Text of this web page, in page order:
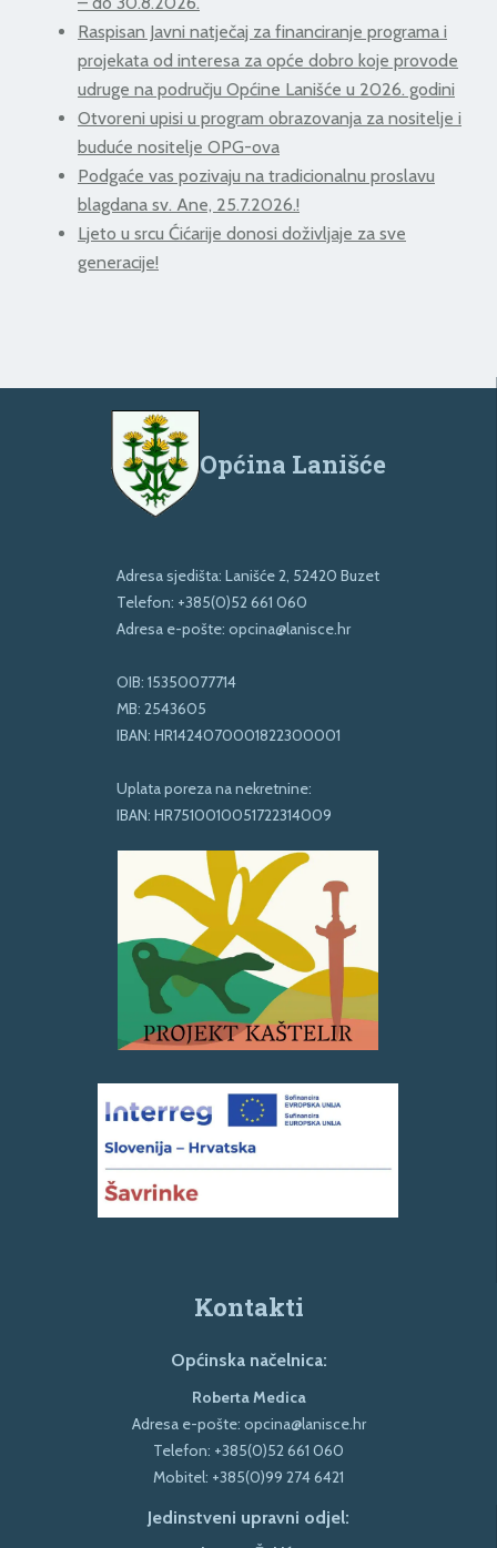
Raspisan Javni natječaj za financiranje programa i
projekata od interesa za opće dobro koje provode
udruge na području Općine Lanišće u 2026. godini
Otvoreni upisi u program obrazovanja za nositelje i
buduće nositelje OPG-ova
Podgaće vas pozivaju na tradicionalnu proslavu
blagdana sv. Ane, 25.7.2026.!
Ljeto u srcu Ćićarije donosi doživljaje za sve
generacije!
Općina Lanišće
Adresa sjedišta: Lanišće 2, 52420 Buzet
Telefon: +385(0)52 661 060
Adresa e-pošte: opcina@lanisce.hr
OIB: 15350077714
MB: 2543605
IBAN: HR1424070001822300001
Uplata poreza na nekretnine:
IBAN: HR7510010051722314009
Kontakti
Općinska načelnica:
Roberta Medica
Adresa e-pošte: opcina@lanisce.hr
Telefon: +385(0)52 661 060
Mobitel: +385(0)99 274 6421
Jedinstveni upravni odjel: